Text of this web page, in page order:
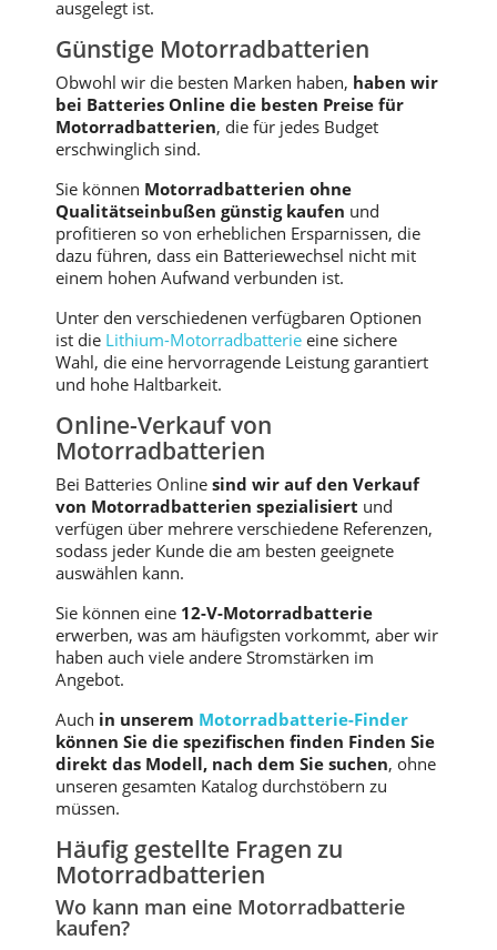
ausgelegt ist.
Günstige Motorradbatterien
Obwohl wir die besten Marken haben, haben wir
bei Batteries Online die besten Preise für
Motorradbatterien, die für jedes Budget
erschwinglich sind.
Sie können Motorradbatterien ohne
Qualitätseinbußen günstig kaufen und
profitieren so von erheblichen Ersparnissen, die
dazu führen, dass ein Batteriewechsel nicht mit
einem hohen Aufwand verbunden ist.
Unter den verschiedenen verfügbaren Optionen
ist die Lithium-Motorradbatterie eine sichere
Wahl, die eine hervorragende Leistung garantiert
und hohe Haltbarkeit.
Online-Verkauf von
Motorradbatterien
Bei Batteries Online sind wir auf den Verkauf
von Motorradbatterien spezialisiert und
verfügen über mehrere verschiedene Referenzen,
sodass jeder Kunde die am besten geeignete
auswählen kann.
Sie können eine 12-V-Motorradbatterie
erwerben, was am häufigsten vorkommt, aber wir
haben auch viele andere Stromstärken im
Angebot.
Auch in unserem Motorradbatterie-Finder
können Sie die spezifischen finden Finden Sie
direkt das Modell, nach dem Sie suchen, ohne
unseren gesamten Katalog durchstöbern zu
müssen.
Häufig gestellte Fragen zu
Motorradbatterien
Wo kann man eine Motorradbatterie
kaufen?